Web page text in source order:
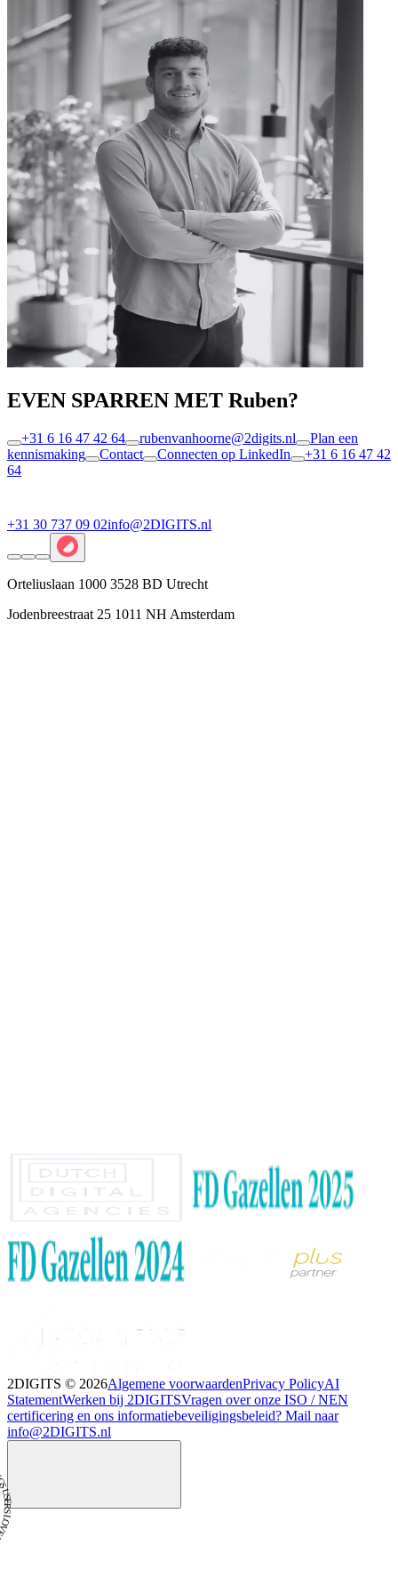
EVEN SPARREN MET Ruben?
+31 6 16 47 42 64 rubenvanhoorne@2digits.nl
Plan een
kennismaking
Contact Connecten op LinkedIn
+31 6 16 47 42
64
+31 30 737 09 02info@2DIGITS.nl
Orteliuslaan 1000 3528 BD Utrecht
Jodenbreestraat 25 1011 NH Amsterdam
2DIGITS © 2026Algemene voorwaardenPrivacy PolicyAI
StatementWerken bij 2DIGITSVragen over onze ISO / NEN
certificering en ons informatiebeveiligingsbeleid? Mail naar
info@2DIGITS.nl
USE